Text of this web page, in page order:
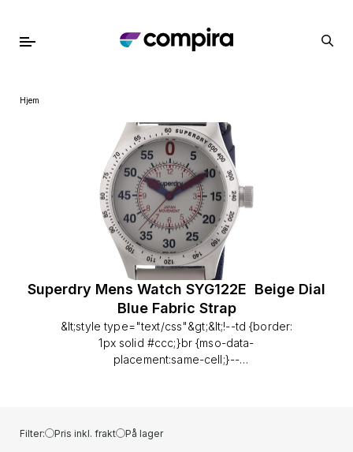
Hjem
Superdry Mens Watch SYG122E Beige Dial
Blue Fabric Strap
&lt;style type="text/css"&gt;&lt;!--td {border:
1px solid #ccc;}br {mso-data-
placement:same-cell;}--
width="100" /&gt; &lt;col width="100" /&gt;
&lt;col width="100" /&gt; &lt;col width="100"
Filter: Pris inkl. frakt På lager